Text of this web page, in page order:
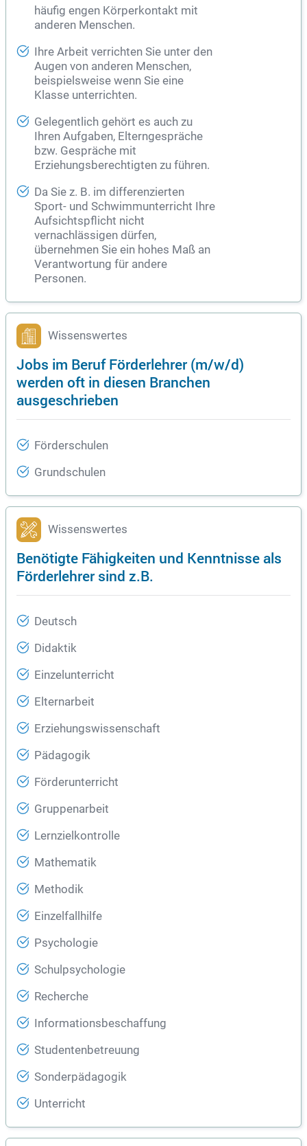
häufig engen Körperkontakt mit
anderen Menschen.
Ihre Arbeit verrichten Sie unter den
Augen von anderen Menschen,
beispielsweise wenn Sie eine
Klasse unterrichten.
Gelegentlich gehört es auch zu
Ihren Aufgaben, Elterngespräche
bzw. Gespräche mit
Erziehungsberechtigten zu führen.
Da Sie z. B. im differenzierten
Sport- und Schwimmunterricht Ihre
Aufsichtspflicht nicht
vernachlässigen dürfen,
übernehmen Sie ein hohes Maß an
Verantwortung für andere
Personen.
Wissenswertes
Jobs im Beruf Förderlehrer (m/w/d)
werden oft in diesen Branchen
ausgeschrieben
Förderschulen
Grundschulen
Wissenswertes
Benötigte Fähigkeiten und Kenntnisse als
Förderlehrer sind z.B.
Deutsch
Didaktik
Einzelunterricht
Elternarbeit
Erziehungswissenschaft
Pädagogik
Förderunterricht
Gruppenarbeit
Lernzielkontrolle
Mathematik
Methodik
Einzelfallhilfe
Psychologie
Schulpsychologie
Recherche
Informationsbeschaffung
Studentenbetreuung
Sonderpädagogik
Unterricht